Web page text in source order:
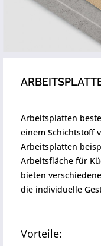
Arbeitsplatten
einem Schichtstoff
Arbeitsplatten
Arbeitsfläche für
bieten
die individuelle
Vorteile: